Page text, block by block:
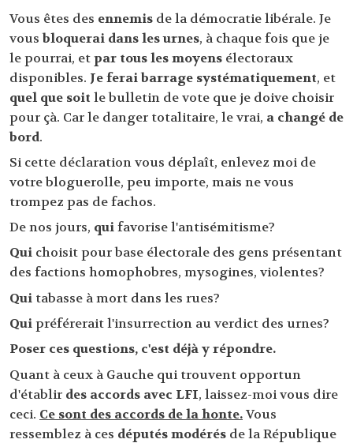
Vous êtes des ennemis de la démocratie libérale. Je
vousbloquerai dans les urnes, à chaque fois que je
le pourrai, etpar tous les moyens électoraux
disponibles. Je ferai barrage systématiquement, et
quel que soit le bulletin de vote que je doive choisir
pour çà. Car le danger totalitaire, le vrai, a changé de
bord.
Si cette déclaration vous déplaît, enlevez moi de
votre bloguerolle, peu importe, mais ne vous
trompez pas de fachos.
De nos jours, quifavorise l'antisémitisme?
Qui choisit pour base électorale des gens présentant
des factions homophobres, mysogines, violentes?
Qui tabasse à mort dans les rues?
Quipréférerait l'insurrection au verdict des urnes?
Poser ces questions, c'est déjà y répondre.
Quant à ceux à Gauche qui trouvent opportun
d'établir des accords avec LFI, laissez-moi vous dire
ceci. Ce sont des accords de la honte.Vous
ressemblez à ces députés modérés de la République